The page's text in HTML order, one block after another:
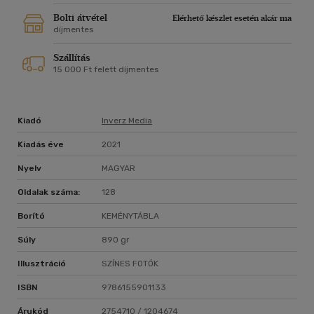
Bolti átvétel
Elérhető készlet esetén akár ma
díjmentes
Szállítás
15 000 Ft felett díjmentes
Kiadó Inverz Media
Kiadás éve 2021
Nyelv MAGYAR
Oldalak száma: 128
Borító KEMÉNYTÁBLA
Súly 890 gr
Illusztráció SZÍNES FOTÓK
ISBN 9786155901133
Árukód 2754710 / 1204674